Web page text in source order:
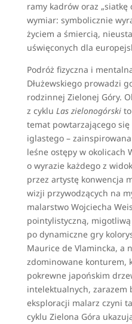
ramy kadrów oraz „siatkę
wymiar: symbolicznie
życiem a śmiercią,
uświęconych dla
Podróż fizyczna i
Dłużewskiego prowadzi
rodzinnej Zielonej Góry.
z cyklu Las zielonogórskito
temat powtarzającego
iglastego –
leśne ostępy w okolicach
o wyrazie każdego z
przez artystę konwencja
wizji przywodzących na
malarstwo Wojciecha
pointylistyczną,
po dynamiczne gry
Maurice de Vlamincka, a
zdominowane konturem,
pokrewne japońskim
intelektualnych, zarazem
eksploracji malarz czyni
cyklu Zielona Góra